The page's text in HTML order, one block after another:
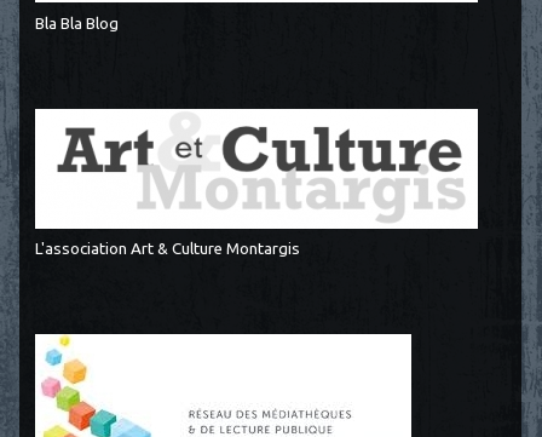
Bla Bla Blog
L'association Art & Culture Montargis